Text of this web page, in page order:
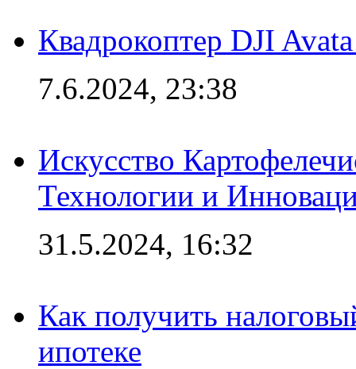
Квадрокоптер DJI
7.6.2024, 23:38
Искусство
Технологии и
31.5.2024, 16:32
Как получить
ипотеке